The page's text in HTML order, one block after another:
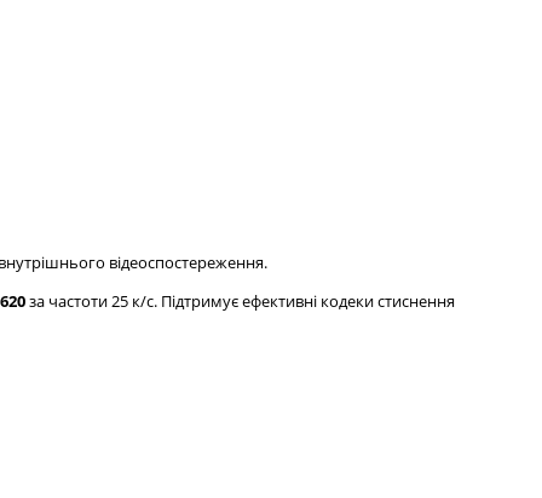
відеоспостереження.
за частоти 25 к/с. Підтримує ефективні кодеки стиснення